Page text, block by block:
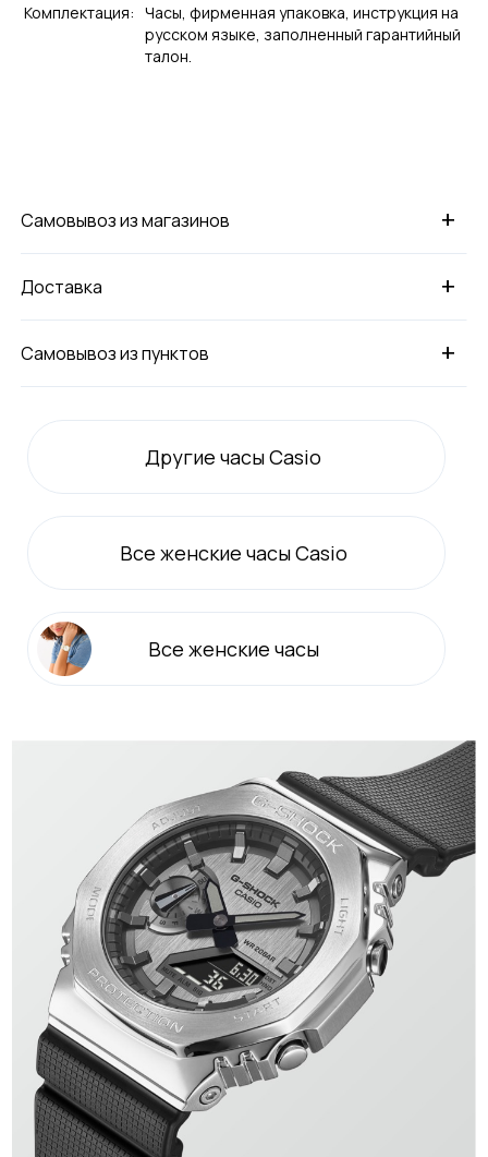
Комплектация: Часы, фирменная упаковка, инструкция на
русском языке, заполненный гарантийный
талон.
+
Самовывоз из магазинов
+
Доставка
+
Самовывоз из пунктов
Другие часы Casio
Все женские часы Casio
Все женские часы